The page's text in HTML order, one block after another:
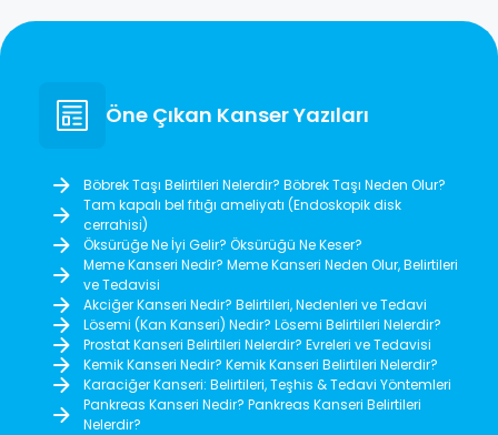
Öne Çıkan Kanser Yazıları
Böbrek Taşı Belirtileri Nelerdir? Böbrek Taşı Neden Olur?
Tam kapalı bel fıtığı ameliyatı (Endoskopik disk
cerrahisi)
Öksürüğe Ne İyi Gelir? Öksürüğü Ne Keser?
Meme Kanseri Nedir? Meme Kanseri Neden Olur, Belirtileri
ve Tedavisi
Akciğer Kanseri Nedir? Belirtileri, Nedenleri ve Tedavi
Lösemi (Kan Kanseri) Nedir? Lösemi Belirtileri Nelerdir?
Prostat Kanseri Belirtileri Nelerdir? Evreleri ve Tedavisi
Kemik Kanseri Nedir? Kemik Kanseri Belirtileri Nelerdir?
Karaciğer Kanseri: Belirtileri, Teşhis & Tedavi Yöntemleri
Pankreas Kanseri Nedir? Pankreas Kanseri Belirtileri
Nelerdir?